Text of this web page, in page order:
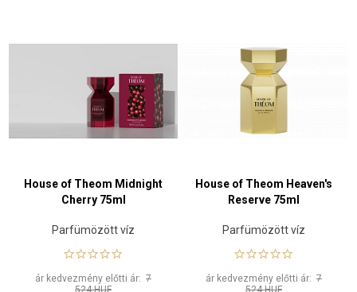
House of Theom Midnight
Cherry 75ml
Parfümözött víz
ár kedvezmény előtti ár: 7
524 HUF
House of Theom Heaven's
Reserve 75ml
Parfümözött víz
ár kedvezmény előtti ár: 7
524 HUF